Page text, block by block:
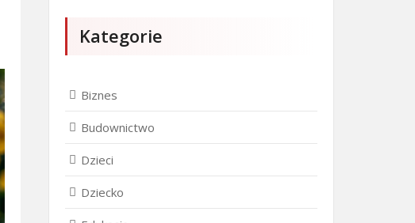
Kategorie
Biznes
Budownictwo
Dzieci
Dziecko